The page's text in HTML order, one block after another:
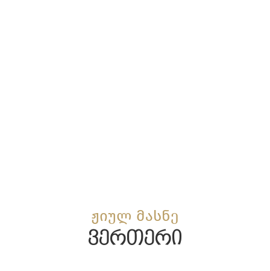
ჟიულ მასნე
ვერთერი